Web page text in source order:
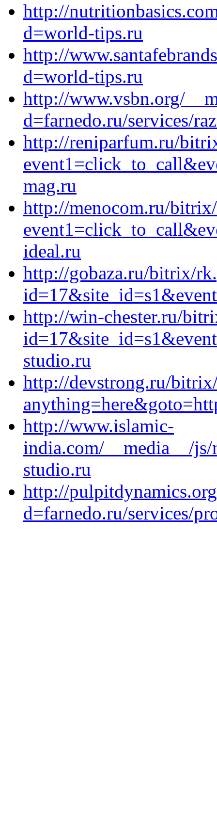
http://
d=world-tips.ru
http://
d=world-tips.ru
http://www.vsbn.org/
d=farnedo.ru/services/
http://reniparfum.ru/
mag.ru
http://menocom.ru/
ideal.ru
http://gobaza.ru/bitrix/
http://win-chester.ru/
studio.ru
http://devstrong.ru/
http://www.islamic-
india.com/__media__/
studio.ru
http://
d=farnedo.ru/services/